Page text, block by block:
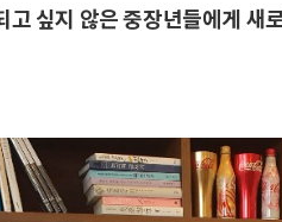
싶지 않은 중장년들에게 새